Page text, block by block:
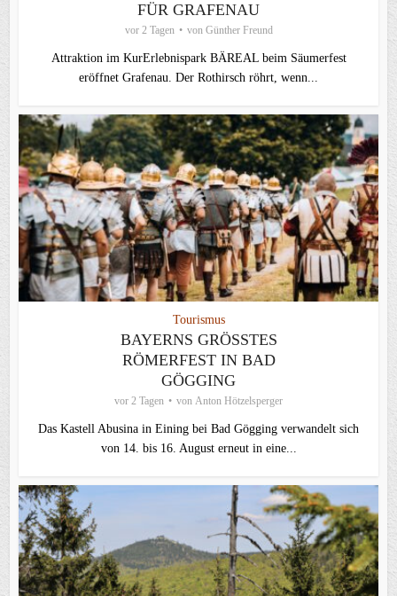
FÜR GRAFENAU
vor 2 Tagen von Günther Freund
Attraktion im KurErlebnispark BÄREAL beim Säumerfest
eröffnet Grafenau. Der Rothirsch röhrt, wenn...
Tourismus
BAYERNS GRÖSSTES R
ÖMERFEST IN BAD G
ÖGGING
vor 2 Tagen von Anton Hötzelsperger
Das Kastell Abusina in Eining bei Bad Gögging verwandelt sich
von 14. bis 16. August erneut in eine...